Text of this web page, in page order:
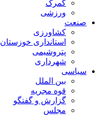
گمرک
ورزشی
صنعت
کشاورزی
استانداری خوزستان
پتروشیمی
شهرداری
سیاسی
بین الملل
قوه مجریه
گزارش و گفتگو
مجلس